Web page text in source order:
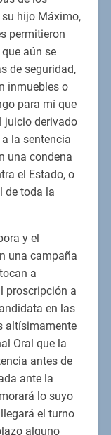
hijo Máximo,
permitieron
aún se
de seguridad,
inmuebles o
para mí que
juicio derivado
la sentencia
una condena
el Estado, o
de toda la
y el
una campaña
a
proscripción a
en las
altísimamente
Oral que la
antes de
ante la
lo suyo
el turno
alguno